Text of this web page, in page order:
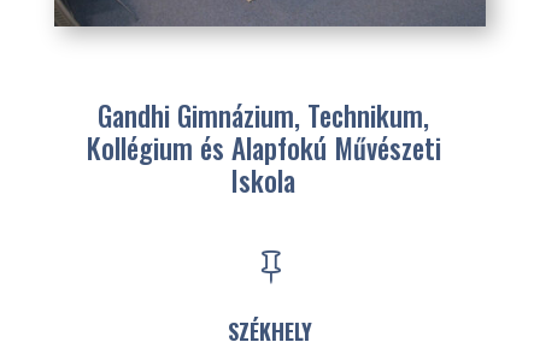
Gandhi Gimnázium, Technikum,
Kollégium és Alapfokú Művészeti
Iskola

SZÉKHELY